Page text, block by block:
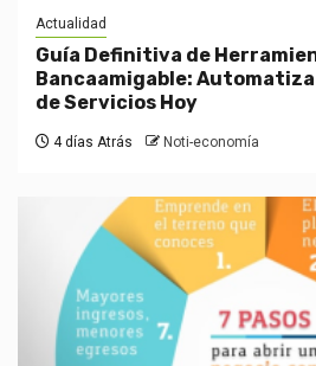
Actualidad
Guía Definitiva de
Bancaamigable:
de Servicios Hoy
4 días Atrás Noti-economía